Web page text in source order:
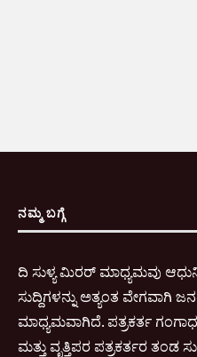
ನಮ್ಮ ಬಗ್ಗೆ
ದಿ ಸುಳ್ಯ ಮಿರರ್ ಮಾಧ್ಯಮವು
ಸುದ್ದಿಗಳನ್ನು ಅತ್ಯಂತ
ಮಾಧ್ಯಮವಾಗಿದೆ. ಪತ್ರಕರ್ತ ಗಂಗಾಧರ
ಮತ್ತು ವೃತ್ತಿಪರ ಪತ್ರಕರ್ತರ ತಂಡ